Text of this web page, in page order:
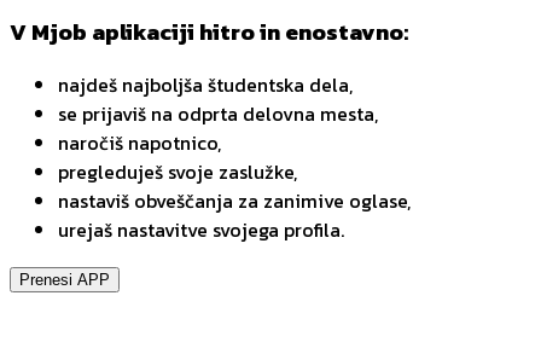
V Mjob aplikaciji hitro in enostavno:
najdeš najboljša študentska dela,
se prijaviš na odprta delovna mesta,
naročiš napotnico,
pregleduješ svoje zaslužke,
nastaviš obveščanja za zanimive oglase,
urejaš nastavitve svojega profila.
Prenesi APP